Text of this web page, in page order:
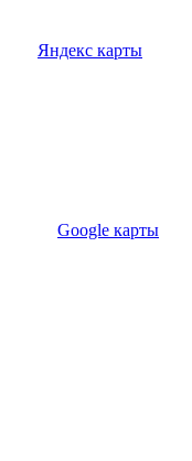
Яндекс карты
Google карты